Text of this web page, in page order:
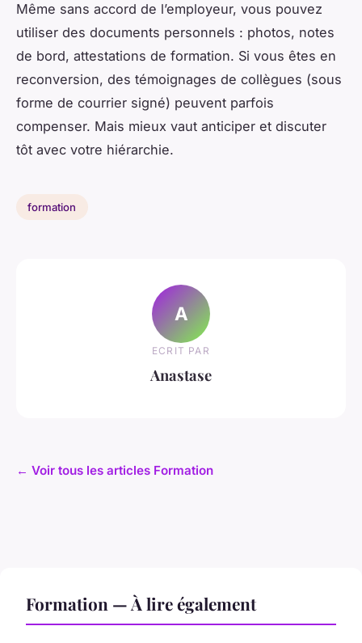
Même sans accord de l’employeur, vous pouvez
utiliser des documents personnels : photos, notes
de bord, attestations de formation. Si vous êtes en
reconversion, des témoignages de collègues (sous
forme de courrier signé) peuvent parfois
compenser. Mais mieux vaut anticiper et discuter
tôt avec votre hiérarchie.
formation
A
ECRIT PAR
Anastase
← Voir tous les articles Formation
Formation — À lire également